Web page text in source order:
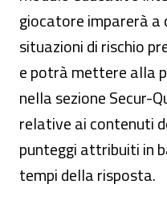
giocatore imparerà a
situazioni di rischio
e potrà mettere alla
nella sezione Secur-
relative ai contenuti
punteggi attribuiti in
tempi della risposta.